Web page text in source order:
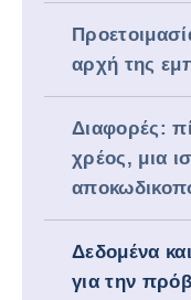
αρχή της
Διαφορές:
χρέος, μια
Δεδομένα
για την